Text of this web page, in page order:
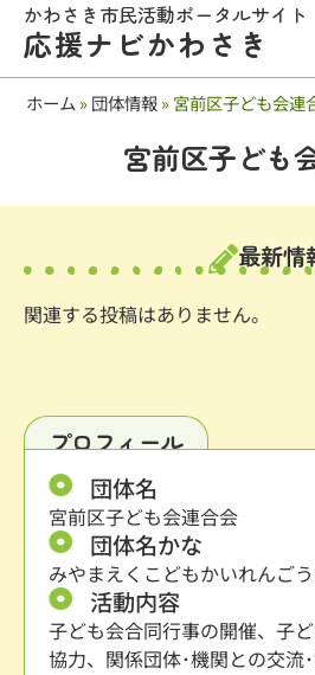
かわさき市民活動ポータルサイト
応援ナビかわさき
ホーム »団体情報»宮前区子ども会連
宮前区子ども
最新情
関連する投稿はありません。
プロフィール
団体名
宮前区子ども会連合会
団体名かな
みやまえくこどもかいれんご
活動内容
子ども会合同行事の開催、子
協力、関係団体･機関との交流